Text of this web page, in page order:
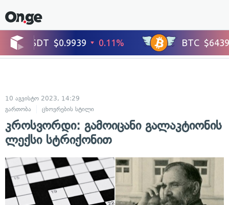
10 აგვისტო 2023, 14:29
გართობა
ცხოვრების სტილი
კროსვორდი: გამოიცანი გალაკტიონის
ლექსი სტრიქონით